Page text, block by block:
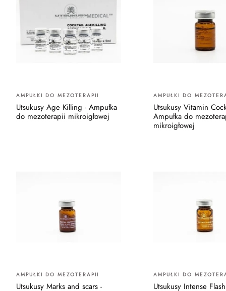
AMPUŁKI DO MEZOTERAPII
Utsukusy Age Killing - Ampułka
do mezoterapii mikroigłowej
AMPUŁKI DO
Utsukusy Vitamin
Ampułka do
mikroigłowej
AMPUŁKI DO MEZOTERAPII
Utsukusy Marks and scars -
AMPUŁKI DO
Utsukusy Intense